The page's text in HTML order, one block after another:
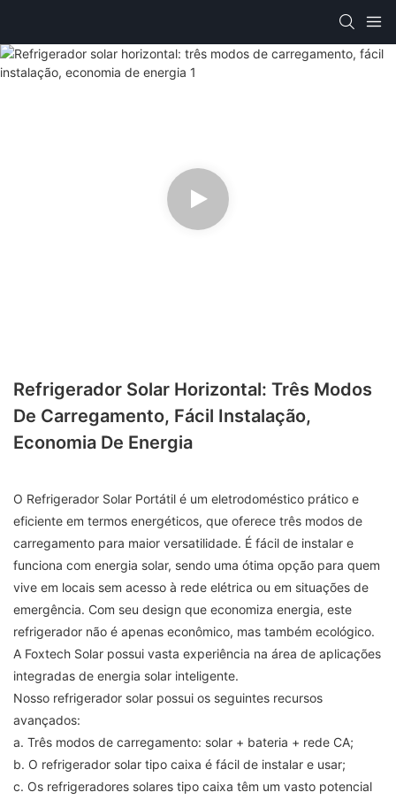
Refrigerador Solar Horizontal: Três Modos
De Carregamento, Fácil Instalação,
Economia De Energia
O Refrigerador Solar Portátil é um eletrodoméstico prático e
eficiente em termos energéticos, que oferece três modos de
carregamento para maior versatilidade. É fácil de instalar e
funciona com energia solar, sendo uma ótima opção para quem
vive em locais sem acesso à rede elétrica ou em situações de
emergência. Com seu design que economiza energia, este
refrigerador não é apenas econômico, mas também ecológico.
A Foxtech Solar possui vasta experiência na área de aplicações
integradas de energia solar inteligente.
Nosso refrigerador solar possui os seguintes recursos
avançados:
a. Três modos de carregamento: solar + bateria + rede CA;
b. O refrigerador solar tipo caixa é fácil de instalar e usar;
c. Os refrigeradores solares tipo caixa têm um vasto potencial